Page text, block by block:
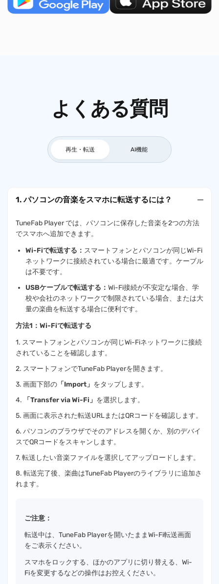
よくある質問
再生・転送 AI機能
1. パソコンの音楽をスマホに転送するには？
TuneFab Player では、パソコンに保存した音楽を2つの方法
でスマホへ追加できます。
Wi-Fiで転送する： スマートフォンとパソコンが同じWi-Fi
ネットワークに接続されている場合に最適です。ケーブル
は不要です。
USBケーブルで転送する： Wi-Fi接続が不安定な場合、学
校や会社のネットワークで制限されている場合、または大
量の楽曲を転送する場合に便利です。
方法1：Wi-Fiで転送する
1. スマートフォンとパソコンが同じWi-Fiネットワークに接続
されていることを確認します。
2. スマートフォンでTuneFab Playerを開きます。
3. 画面下部の 「Import」 をタップします。
4.
「Transfer via Wi-Fi」 を選択します。
5. 画面に表示された転送URLまたはQRコードを確認します。
6. パソコンのブラウザでそのアドレスを開くか、別のデバイ
スでQRコードをスキャンします。
7. 転送したい音楽ファイルを選択してアップロードします。
8. 転送完了後、楽曲はTuneFab Playerのライブラリに追加さ
れます。
ご注意：
転送中は、TuneFab Playerを開いたままWi-Fi転送画面
をご表示ください。
スマホをロックする、ほかのアプリに切り替える、Wi-
Fiを変更するなどの操作はお控えください。